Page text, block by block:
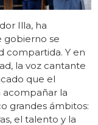
Illa, ha
gobierno se
compartida. Y en
la voz cantante
que el
acompañar la
grandes ámbitos:
el talento y la